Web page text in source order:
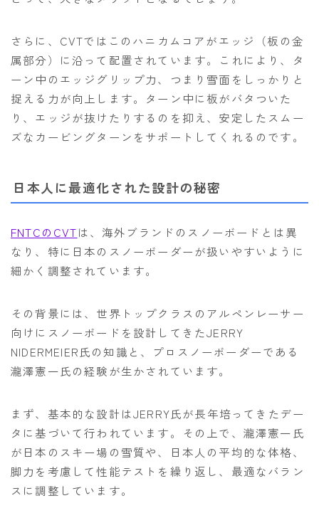
さらに、CVTではこのハニカムコアがエッジ（板の金
属部分）に沿って配置されています。これにより、タ
ーン中のエッジグリップ力、つまり雪面をしっかりと
捉える力が向上します。ターン中に板がバタついた
り、エッジが抜けたりするのを抑え、安定したスムー
ズなカービングターンをサポートしてくれるのです。
日本人に最適化された設計の秘密
FNTCのCVTは、海外ブランドのスノーボードとは異
なり、特に日本のスノーボーダーが扱いやすいように
細かく調整されています。
その背景には、世界トップクラスのアルペンレーサー
向けにスノーボードを設計してきたJERRY
NIDERMEIER氏の知識と、プロスノーボーダーである
瀧澤憲一氏の経験が生かされています。
まず、基本的な設計はJERRY氏が長年培ってきたデー
タに基づいて行われています。その上で、瀧澤憲一氏
が日本のスキー場の雪質や、日本人の平均的な体格、
脚力を考慮して性能テストを繰り返し、最適なバラン
スに調整しています。